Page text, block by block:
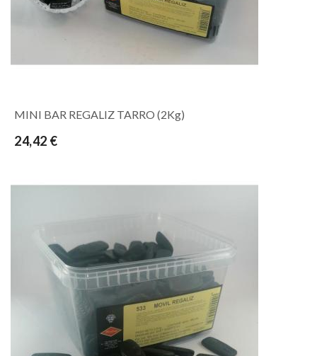
MINI BAR REGALIZ TARRO (2Kg)
24,42 €